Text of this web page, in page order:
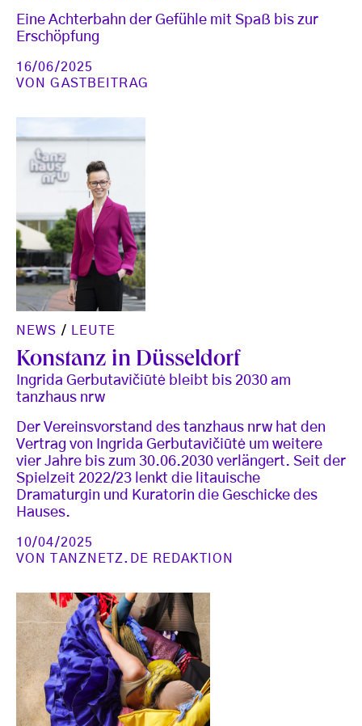
Eine Achterbahn der Gefühle mit Spaß bis zur
Erschöpfung
16/06/2025
VONGASTBEITRAG
NEWS / LEUTE
Konstanz in Düsseldorf
Ingrida Gerbutavičiūtė bleibt bis 2030 am
tanzhaus nrw
Der Vereinsvorstand des tanzhaus nrw hat den
Vertrag von Ingrida Gerbutavičiūtė um weitere
vier Jahre bis zum 30.06.2030 verlängert. Seit der
Spielzeit 2022/23 lenkt die litauische
Dramaturgin und Kuratorin die Geschicke des
Hauses.
10/04/2025
VON
TANZNETZ.DE REDAKTION